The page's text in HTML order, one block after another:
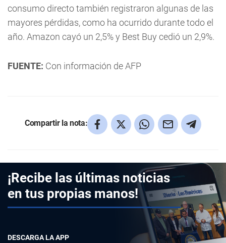
consumo directo también registraron algunas de las
mayores pérdidas, como ha ocurrido durante todo el
año. Amazon cayó un 2,5% y Best Buy cedió un 2,9%.
FUENTE: Con información de AFP
Compartir la nota:
¡Recibe las últimas noticias
en tus propias manos!
DESCARGA LA APP